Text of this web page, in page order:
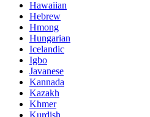
Hawaiian
Hebrew
Hmong
Hungarian
Icelandic
Igbo
Javanese
Kannada
Kazakh
Khmer